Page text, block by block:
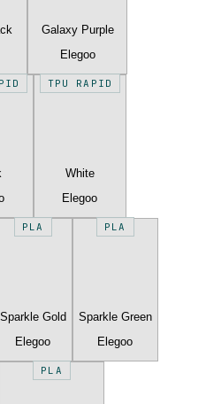
Galaxy Purple
Elegoo
TPU RAPID
White
Elegoo
PLA
Sparkle Gold
Elegoo
PLA
Sparkle Green
Elegoo
PLA